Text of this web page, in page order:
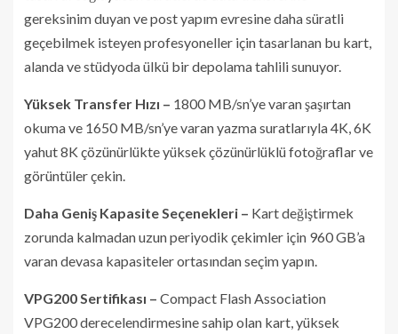
gereksinim duyan ve post yapım evresine daha süratli
geçebilmek isteyen profesyoneller için tasarlanan bu kart,
alanda ve stüdyoda ülkü bir depolama tahlili sunuyor.
Yüksek Transfer Hızı – 1800 MB/sn’ye varan şaşırtan
okuma ve 1650 MB/sn’ye varan yazma suratlarıyla 4K, 6K
yahut 8K çözünürlükte yüksek çözünürlüklü fotoğraflar ve
görüntüler çekin.
Daha Geniş Kapasite Seçenekleri – Kart değiştirmek
zorunda kalmadan uzun periyodik çekimler için 960 GB’a
varan devasa kapasiteler ortasından seçim yapın.
VPG200 Sertifikası – Compact Flash Association
VPG200 derecelendirmesine sahip olan kart, yüksek